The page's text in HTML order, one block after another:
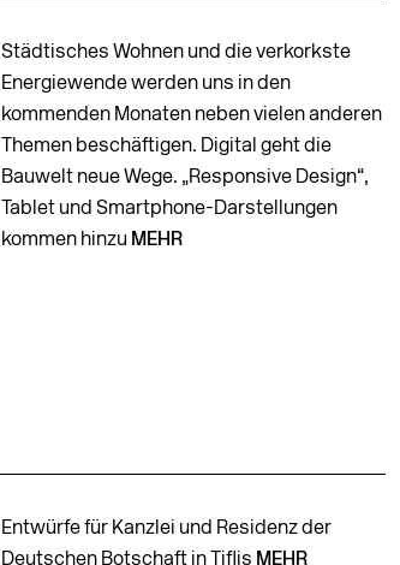
Städtisches Wohnen und die verkorkste
Energiewende werden uns in den
kommenden Monaten neben vielen anderen
Themen beschäftigen. Digital geht die
Bauwelt neue Wege. „Responsive Design“,
Tablet und Smartphone-Darstellungen
kommen hinzu MEHR
Entwürfe für Kanzlei und Residenz der
Deutschen Botschaft in Tiflis MEHR